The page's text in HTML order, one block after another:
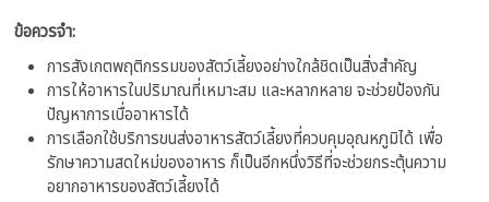
ข้อควรจำ:
การสังเกตพฤติกรรมของสัตว์เลี้ยงอย่างใกล้ชิดเป็นสิ่งสำคัญ
การให้อาหารในปริมาณที่เหมาะสม และหลากหลาย จะช่วยป้องกัน
ปัญหาการเบื่ออาหารได้
การเลือกใช้บริการขนส่งอาหารสัตว์เลี้ยงที่ควบคุมอุณหภูมิได้ เพื่อ
รักษาความสดใหม่ของอาหาร ก็เป็นอีกหนึ่งวิธีที่จะช่วยกระตุ้นความ
อยากอาหารของสัตว์เลี้ยงได้